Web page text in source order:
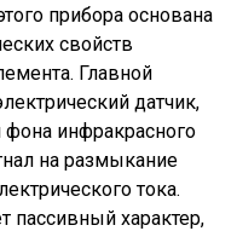
прибора основана
свойств
Главной
датчик,
инфракрасного
на размыкание
тока.
пассивный характер,